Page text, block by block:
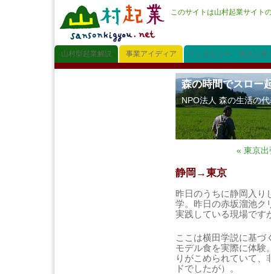
このサイトは山村起業サイト
山村型起業解説 事業アイディア インタビュー「先人に学
森の時間でスロー
NPO法人 森の生活の
« 東京出
静岡→東京
昨日のうちに静岡入り
学。昨日の赤坂溜池ク
実践している現場です
ここは横田学説に基づ
モデル食を実際に体験
りがこめられていて
ドでしたが）。